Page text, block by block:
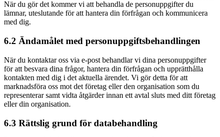
När du gör det kommer vi att behandla de personuppgifter du
lämnar, uteslutande för att hantera din förfrågan och kommunicera
med dig.
6.2 Ändamålet med personuppgiftsbehandlingen
När du kontaktar oss via e-post behandlar vi dina personuppgifter
för att besvara dina frågor, hantera din förfrågan och upprätthålla
kontakten med dig i det aktuella ärendet. Vi gör detta för att
marknadsföra oss mot det företag eller den organisation som du
representerar samt vidta åtgärder innan ett avtal sluts med ditt företag
eller din organisation.
6.3 Rättslig grund för databehandling